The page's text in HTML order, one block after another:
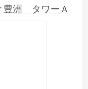
豊洲 タワーＡ